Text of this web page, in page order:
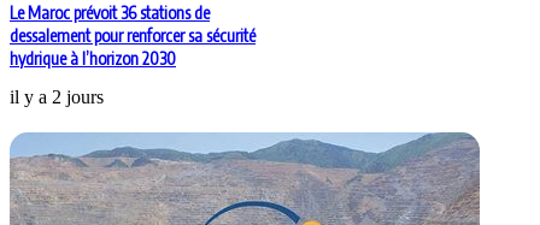
Le Maroc prévoit 36 stations de
dessalement pour renforcer sa sécurité
hydrique à l’horizon 2030
il y a 2 jours